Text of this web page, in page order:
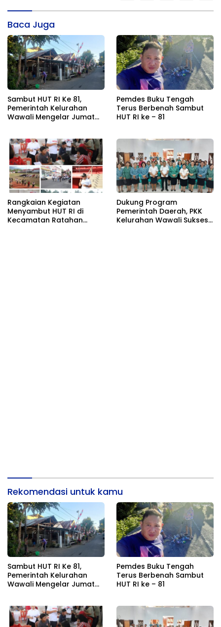
Baca Juga
Sambut HUT RI Ke 81,
Pemerintah Kelurahan
Wawali Mengelar Jumat
Pemdes Buku Tengah
Terus Berbenah Sambut
HUT RI ke – 81
Rangkaian Kegiatan
Menyambut HUT RI di
Kecamatan Ratahan
Dukung Program
Pemerintah Daerah, PKK
Kelurahan Wawali Sukses
Rekomendasi untuk kamu
Sambut HUT RI Ke 81,
Pemerintah Kelurahan
Wawali Mengelar Jumat
Pemdes Buku Tengah
Terus Berbenah Sambut
HUT RI ke – 81